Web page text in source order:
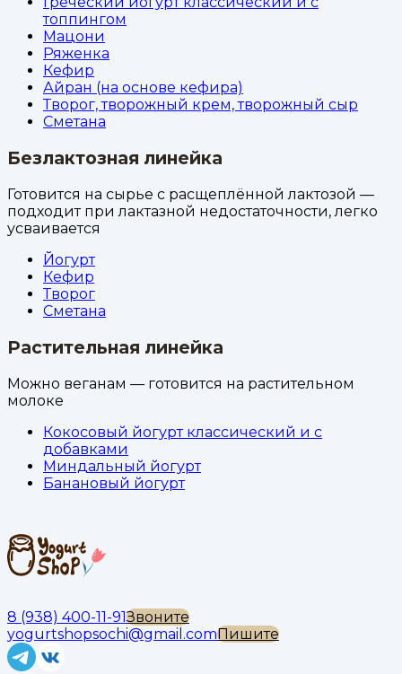
топпингом
Мацони
Ряженка
Кефир
Айран (на основе кефира)
Творог, творожный крем, творожный сыр
Сметана
Безлактозная линейка
Готовится на сырье с расщеплённой лактозой —
подходит при лактазной недостаточности, легко
усваивается
Йогурт
Кефир
Творог
Сметана
Растительная линейка
Можно веганам — готовится на растительном
молоке
Кокосовый йогурт классический и с
добавками
Миндальный йогурт
Банановый йогурт
8 (938) 400-11-91Звоните
yogurtshopsochi@gmail.comПишите